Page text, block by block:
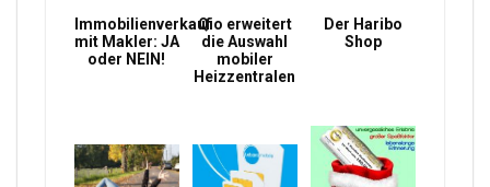
Immobilienverkauf
mit Makler: JA
oder NEIN!
Qio erweitert
die Auswahl
mobiler
Heizzentralen
Der Haribo
Shop